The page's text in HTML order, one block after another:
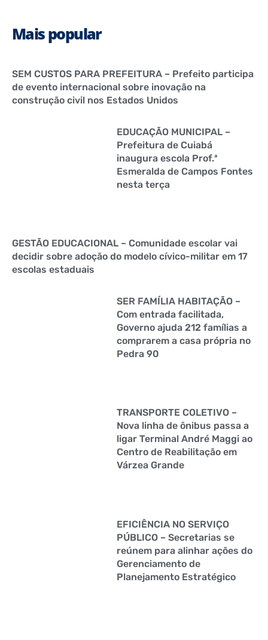
Mais popular
SEM CUSTOS PARA PREFEITURA – Prefeito participa
de evento internacional sobre inovação na
construção civil nos Estados Unidos
EDUCAÇÃO MUNICIPAL –
Prefeitura de Cuiabá
inaugura escola Prof.ª
Esmeralda de Campos Fontes
nesta terça
GESTÃO EDUCACIONAL – Comunidade escolar vai
decidir sobre adoção do modelo cívico-militar em 17
escolas estaduais
SER FAMÍLIA HABITAÇÃO –
Com entrada facilitada,
Governo ajuda 212 famílias a
comprarem a casa própria no
Pedra 90
TRANSPORTE COLETIVO –
Nova linha de ônibus passa a
ligar Terminal André Maggi ao
Centro de Reabilitação em
Várzea Grande
EFICIÊNCIA NO SERVIÇO
PÚBLICO – Secretarias se
reúnem para alinhar ações do
Gerenciamento de
Planejamento Estratégico